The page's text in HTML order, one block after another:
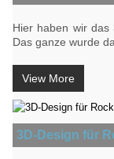
Hier haben wir das
Das ganze wurde
View More
3D-Design für